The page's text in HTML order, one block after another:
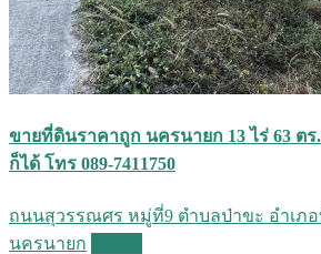
ขายที่ดินราคาถูก นครนายก 13 ไร่ 63 ต
ก็ได้ โทร 089-7411750
ถนนสุวรรณศร หมู่ที่9 ตำบลป่าขะ อำเภ
นครนายก